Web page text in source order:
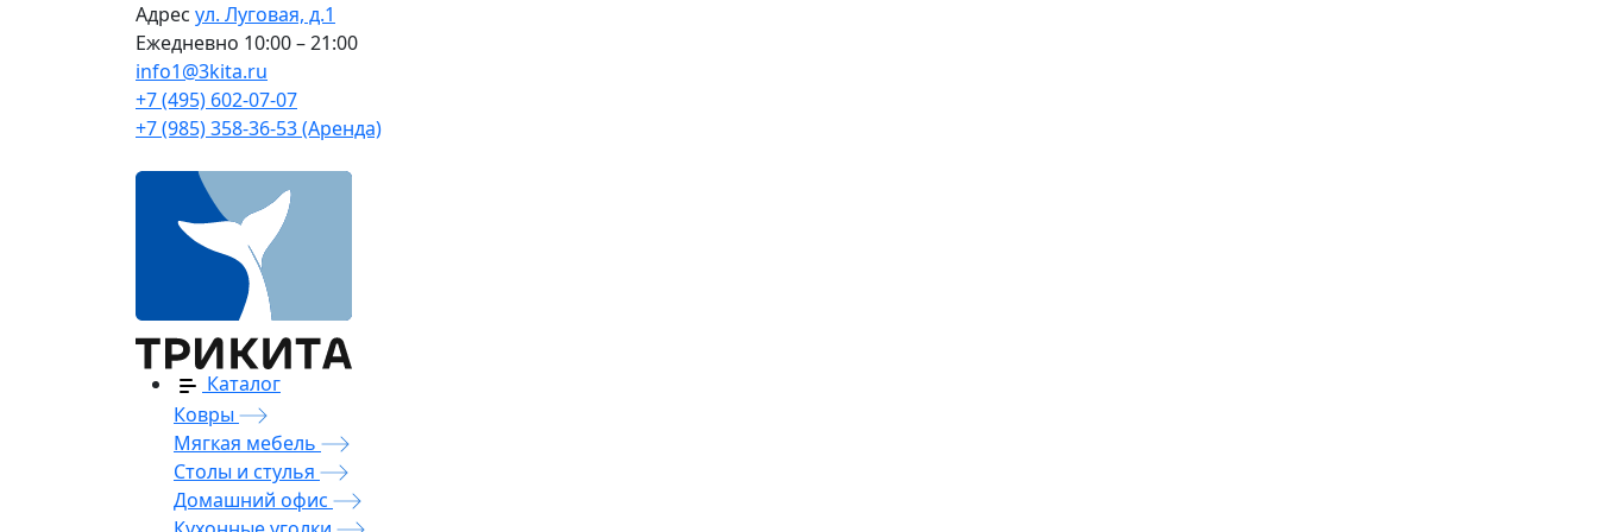
Адрес ул. Луговая, д.1
Ежедневно 10:00 – 21:00
info1@3kita.ru
+7 (495) 602-07-07
+7 (985) 358-36-53 (Аренда)
Каталог
Ковры
Мягкая мебель
Столы и стулья
Домашний офис